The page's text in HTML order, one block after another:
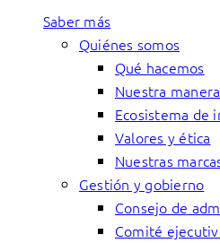
Saber más
Quiénes somos
Qué hacemos
Nuestra
Ecosistema de
Valores y ética
Nuestras
Gestión y gobierno
Consejo de
Comité